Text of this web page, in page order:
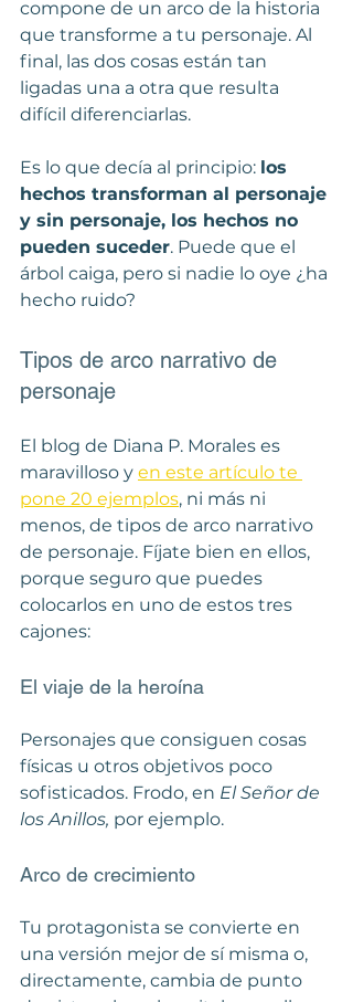
compone de un arco de la historia
que transforme a tu personaje. Al
final, las dos cosas están tan
ligadas una a otra que resulta
difícil diferenciarlas.
Es lo que decía al principio: los
hechos transforman al personaje
y sin personaje, los hechos no
pueden suceder. Puede que el
árbol caiga, pero si nadie lo oye ¿ha
hecho ruido?
Tipos de arco narrativo de
personaje
El blog de Diana P. Morales es
maravilloso y en este artículo te
pone 20 ejemplos, ni más ni
menos, de tipos de arco narrativo
de personaje. Fíjate bien en ellos,
porque seguro que puedes
colocarlos en uno de estos tres
cajones:
El viaje de la heroína
Personajes que consiguen cosas
físicas u otros objetivos poco
sofisticados. Frodo, en El Señor de
los Anillos, por ejemplo.
Arco de crecimiento
Tu protagonista se convierte en
una versión mejor de sí misma o,
directamente, cambia de punto